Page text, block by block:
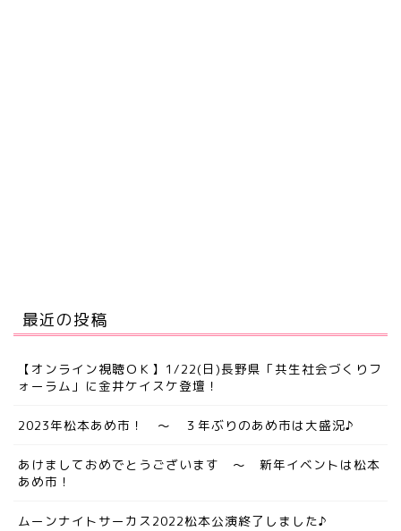
最近の投稿
【オンライン視聴ＯＫ】1/22(日)長野県「共生社会づくりフ
ォーラム」に金井ケイスケ登壇！
2023年松本あめ市！ ～ ３年ぶりのあめ市は大盛況♪
あけましておめでとうございます ～ 新年イベントは松本
あめ市！
ムーンナイトサーカス2022松本公演終了しました♪